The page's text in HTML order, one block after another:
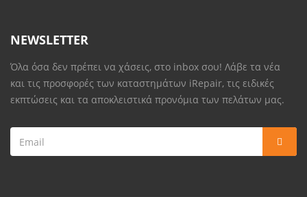
NEWSLETTER
Όλα όσα δεν πρέπει να χάσεις, στο inbox σου! Λάβε τα νέα
και τις προσφορές των καταστημάτων iRepair, τις ειδικές
εκπτώσεις και τα αποκλειστικά προνόμια των πελάτων μας.